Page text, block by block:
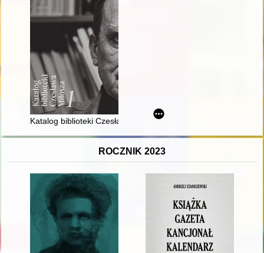
Katalog biblioteki Czesława Miłosza. 1
ROCZNIK 2023